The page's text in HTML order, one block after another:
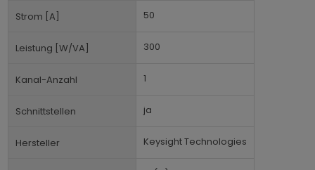
Strom [A] 50
Leistung [W/VA] 300
Kanal-Anzahl 1
Schnittstellen ja
Hersteller Keysight Technologies